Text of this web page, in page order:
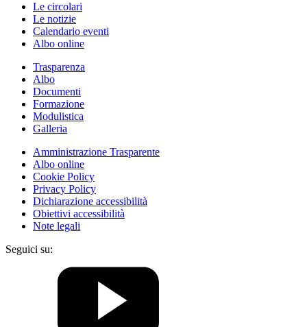
Le circolari
Le notizie
Calendario eventi
Albo online
Trasparenza
Albo
Documenti
Formazione
Modulistica
Galleria
Amministrazione Trasparente
Albo online
Cookie Policy
Privacy Policy
Dichiarazione accessibilità
Obiettivi accessibilità
Note legali
Seguici su: